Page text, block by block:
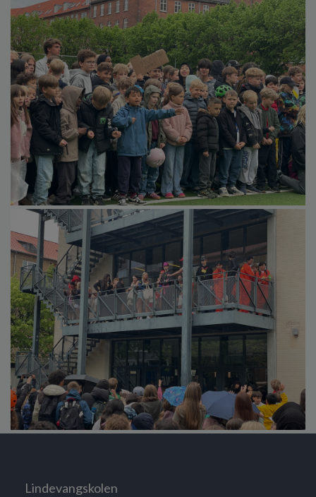
Lindevangskolen